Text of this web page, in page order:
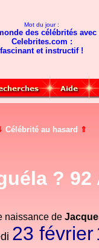
Mot du jour :
des célébrités avec
Celebrites.com :
fascinant et instructif !
Célébrité au hasard ⇑
? 92
naissance de
23 février